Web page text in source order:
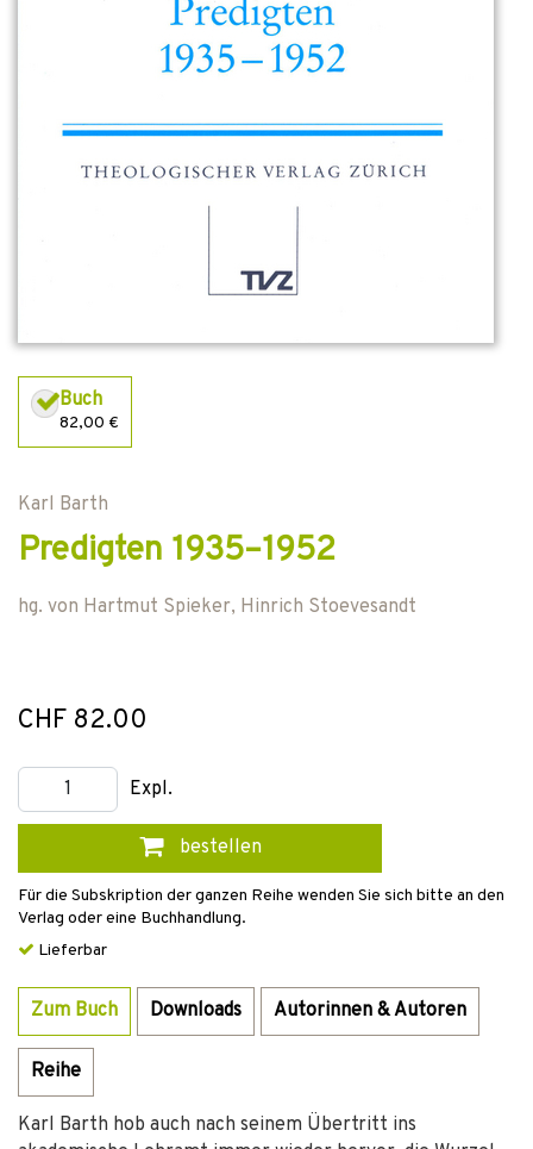
Buch
82,00 €
Karl Barth
Predigten 1935–1952
hg. von Hartmut Spieker, Hinrich Stoevesandt
CHF 82.00
Expl.
bestellen
Für die Subskription der ganzen Reihe wenden Sie sich bitte an den
Verlag oder eine Buchhandlung.
Lieferbar
Zum Buch Downloads Autorinnen & Autoren
Reihe
Karl Barth hob auch nach seinem Übertritt ins